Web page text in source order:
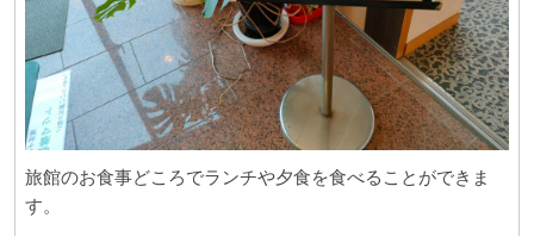
旅館のお食事どころでランチや夕食を食べることができま
す。